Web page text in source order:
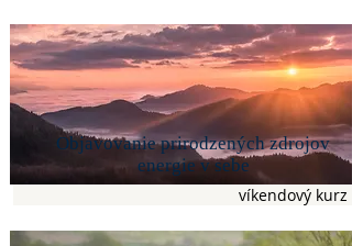
víkendový kurz
Objavovanie prirodzených zdrojov
energie v sebe